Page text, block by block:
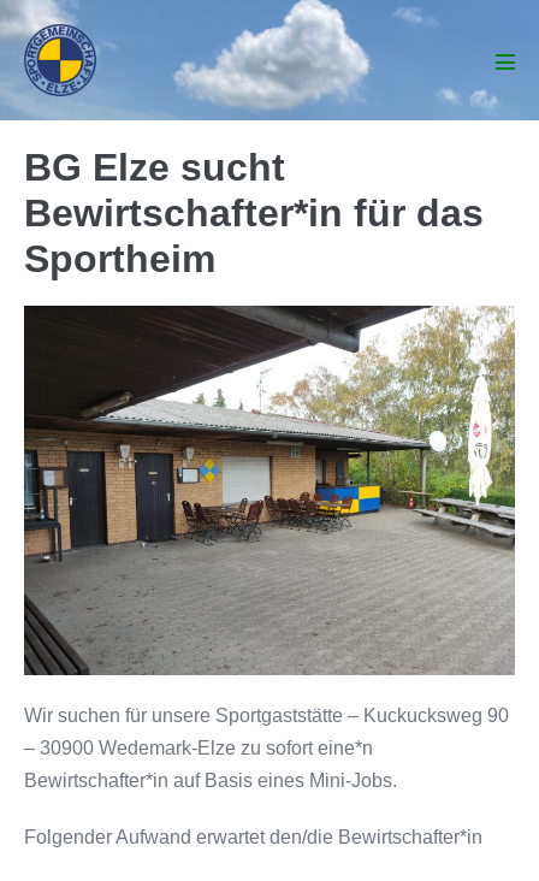
Zum
Inhalt
springen
BG Elze sucht
Bewirtschafter*in für das
Sportheim
Wir suchen für unsere Sportgaststätte – Kuckucksweg 90
– 30900 Wedemark-Elze zu sofort eine*n
Bewirtschafter*in auf Basis eines Mini-Jobs.
Folgender Aufwand erwartet den/die Bewirtschafter*in